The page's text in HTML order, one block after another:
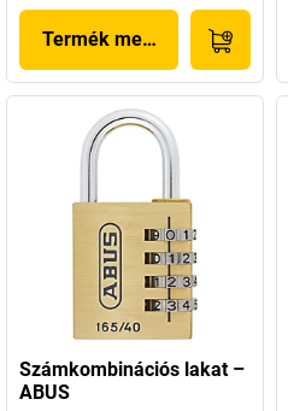
Termék megjelenítése
Számkombinációs lakat –
ABUS